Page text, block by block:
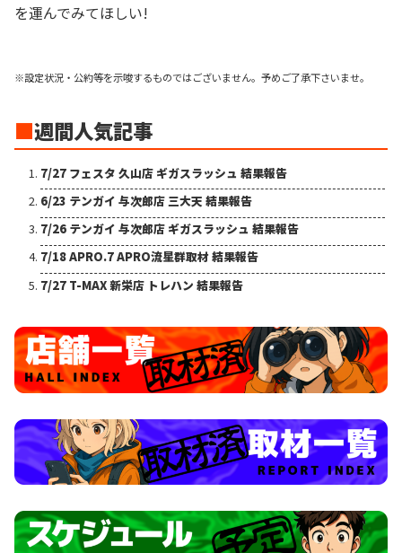
を運んでみてほしい!
※設定状況・公約等を示唆するものではございません。予めご了承下さいませ。
■週間人気記事
7/27 フェスタ 久山店 ギガスラッシュ 結果報告
6/23 テンガイ 与次郎店 三大天 結果報告
7/26 テンガイ 与次郎店 ギガスラッシュ 結果報告
7/18 APRO.7 APRO流星群取材 結果報告
7/27 T-MAX 新栄店 トレハン 結果報告